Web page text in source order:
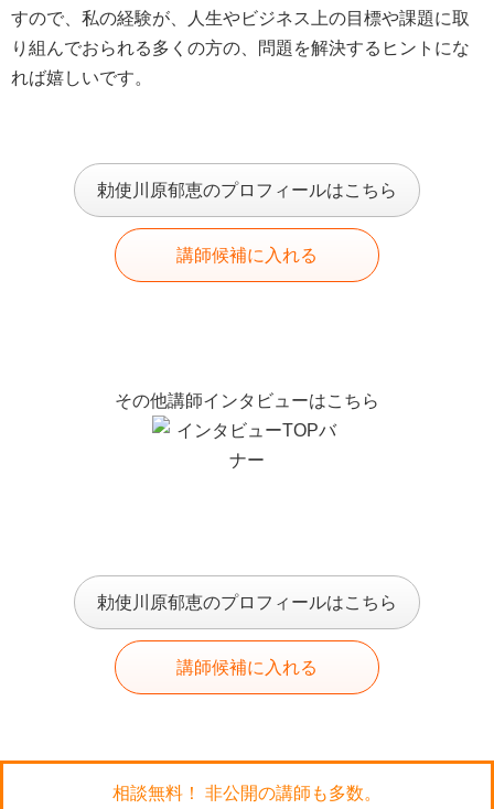
すので、私の経験が、人生やビジネス上の目標や課題に取
り組んでおられる多くの方の、問題を解決するヒントにな
れば嬉しいです。
勅使川原郁恵のプロフィールはこちら
講師候補に入れる
その他講師インタビューはこちら
勅使川原郁恵のプロフィールはこちら
講師候補に入れる
相談無料！ 非公開の講師も多数。